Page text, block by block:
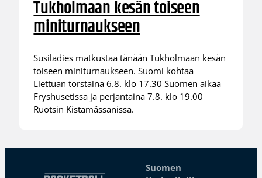
Tukholmaan kesän toiseen
miniturnaukseen
Susiladies matkustaa tänään Tukholmaan kesän
toiseen miniturnaukseen. Suomi kohtaa
Liettuan torstaina 6.8. klo 17.30 Suomen aikaa
Fryshusetissa ja perjantaina 7.8. klo 19.00
Ruotsin Kistamässanissa.
Suomen